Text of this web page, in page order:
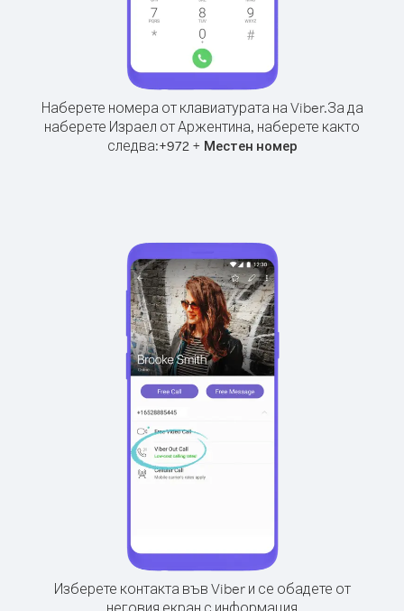
Наберете номера от клавиатурата на Viber.За да
наберете Израел от Аржентина, наберете както
следва:+972+ Местен номер
Изберете контакта във Viber и се обадете от
неговия екран с информация